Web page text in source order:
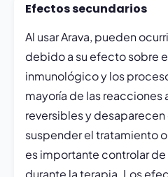
Efectos secundarios
Al usar Arava, pueden
debido a su efecto sobre
inmunológico y los
mayoría de las reacciones
reversibles y
suspender el tratamiento
es importante controlar
durante la terapia. Los